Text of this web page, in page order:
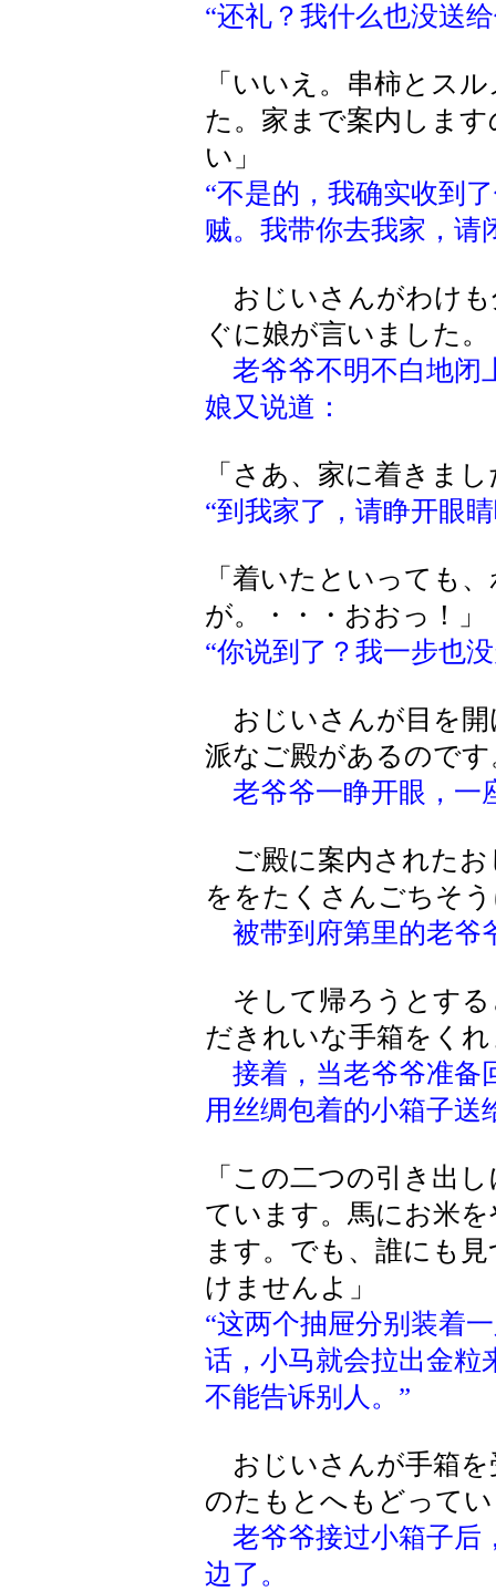
“还礼？我什么也没送
「いいえ。串柿とス
た。家まで案内しま
い」
“不是的，我确实收到
贼。我带你去我家，请
おじいさんがわけも
ぐに娘が言いました。
老爷爷不明不白地闭
娘又说道：
「さあ、家に着きま
“到我家了，请睁开眼
「着いたといっても
が。・・・おおっ！」
“你说到了？我一步也
おじいさんが目を開
派なご殿があるのです
老爷爷一睁开眼，一
ご殿に案内されたお
ををたくさんごちそ
被带到府第里的老爷
そして帰ろうとする
だきれいな手箱をく
接着，当老爷爷准备
用丝绸包着的小箱子送
「この二つの引き出
ています。馬にお米
ます。でも、誰にも
けませんよ」
“这两个抽屉分别装着
话，小马就会拉出金粒
不能告诉别人。”
おじいさんが手箱を
のたもとへもどって
老爷爷接过小箱子后
边了。